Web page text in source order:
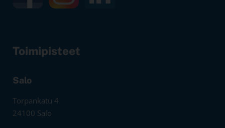
Toimipisteet
Salo
Torpankatu 4
24100 Salo